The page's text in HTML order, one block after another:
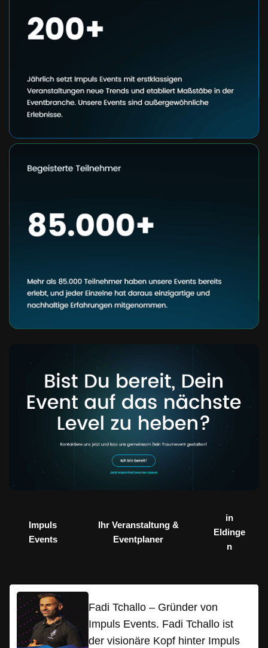
Impuls
Events
Ihr Veranstaltung &
Eventplaner
in
Eldinge
n
Fadi Tchallo – Gründer von
Impuls Events. Fadi Tchallo ist
der visionäre Kopf hinter Impuls